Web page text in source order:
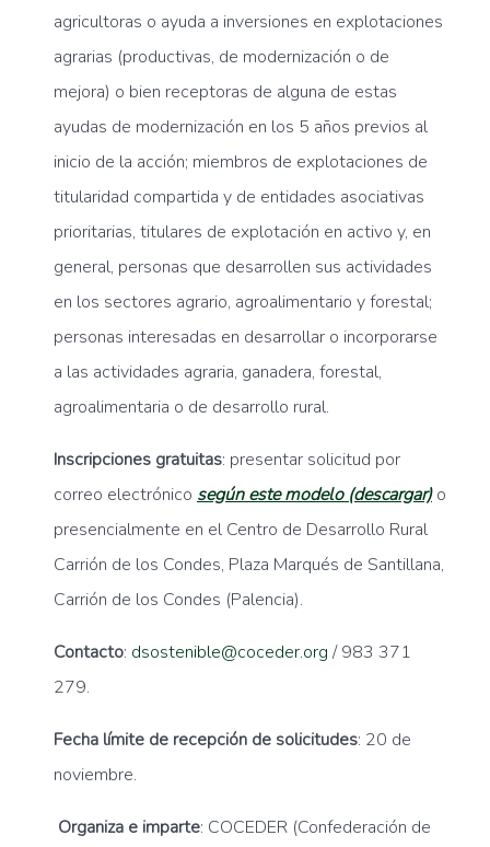
agricultoras o ayuda a inversiones en explotaciones
agrarias (productivas, de modernización o de
mejora) o bien receptoras de alguna de estas
ayudas de modernización en los 5 años previos al
inicio de la acción; miembros de explotaciones de
titularidad compartida y de entidades asociativas
prioritarias, titulares de explotación en activo y, en
general, personas que desarrollen sus actividades
en los sectores agrario, agroalimentario y forestal;
personas interesadas en desarrollar o incorporarse
a las actividades agraria, ganadera, forestal,
agroalimentaria o de desarrollo rural.
Inscripciones gratuitas: presentar solicitud por
correo electrónico según este modelo (descargar)o
presencialmente en el Centro de Desarrollo Rural
Carrión de los Condes, Plaza Marqués de Santillana,
Carrión de los Condes (Palencia).
Contacto: dsostenible@coceder.org / 983 371
279.
Fecha límite de recepción de solicitudes: 20 de
noviembre.
Organiza e imparte: COCEDER (Confederación de